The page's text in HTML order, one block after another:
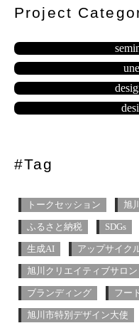
Project
#Tag
トークセッション 旭
ふるさと納税 SDGs
生成AI アップサイク
旭川クリエイティブサロン
ブランディング フー
旭川市特別デザイン大使